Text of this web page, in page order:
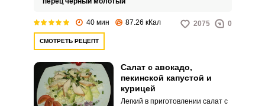
40 мин 87.26 кКал 2075 0
СМОТРЕТЬ РЕЦЕПТ
Салат с авокадо,
пекинской капустой и
курицей
Легкий в приготовлении салат с